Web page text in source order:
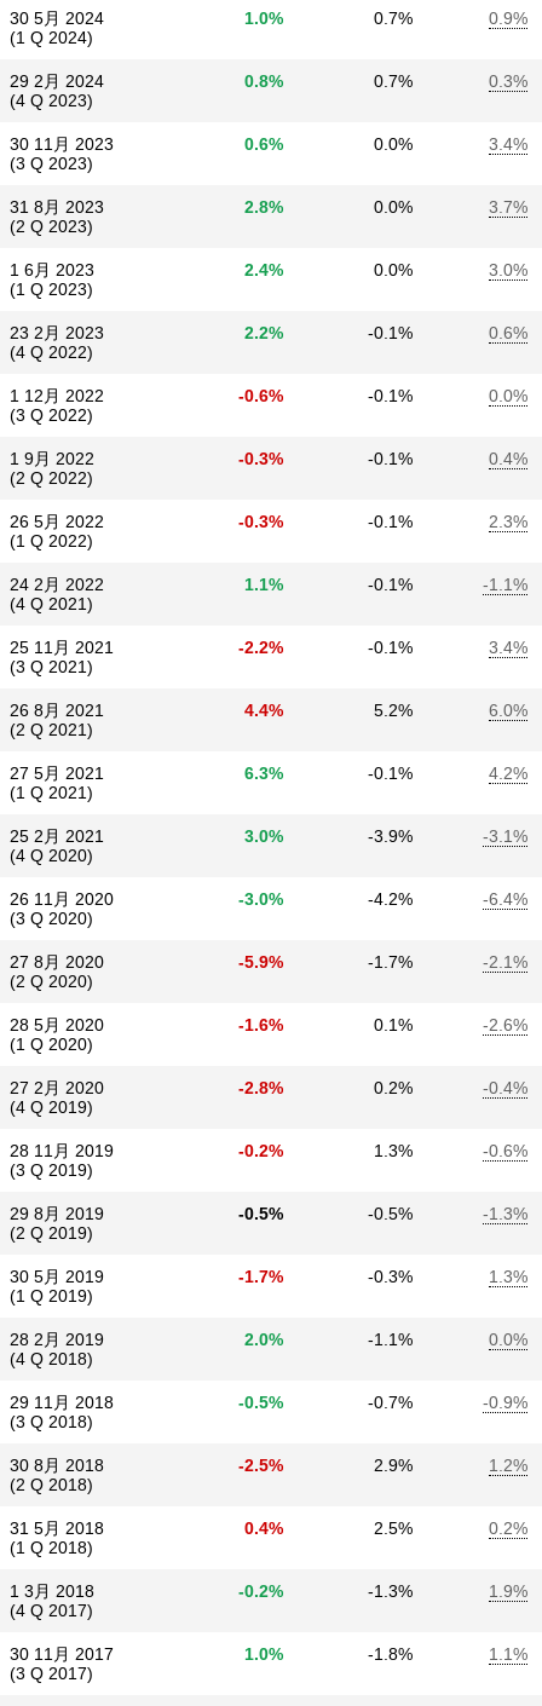
30 5月 2024
(1 Q 2024)
1.0% 0.7% 0.9%
29 2月 2024
(4 Q 2023)
0.8% 0.7% 0.3%
30 11月 2023
(3 Q 2023)
0.6% 0.0% 3.4%
31 8月 2023
(2 Q 2023)
2.8% 0.0% 3.7%
1 6月 2023
(1 Q 2023)
2.4% 0.0% 3.0%
23 2月 2023
(4 Q 2022)
2.2% -0.1% 0.6%
1 12月 2022
(3 Q 2022)
-0.6% -0.1% 0.0%
1 9月 2022
(2 Q 2022)
-0.3% -0.1% 0.4%
26 5月 2022
(1 Q 2022)
-0.3% -0.1% 2.3%
24 2月 2022
(4 Q 2021)
1.1% -0.1% -1.1%
25 11月 2021
(3 Q 2021)
-2.2% -0.1% 3.4%
26 8月 2021
(2 Q 2021)
4.4% 5.2% 6.0%
27 5月 2021
(1 Q 2021)
6.3% -0.1% 4.2%
25 2月 2021
(4 Q 2020)
3.0% -3.9% -3.1%
26 11月 2020
(3 Q 2020)
-3.0% -4.2% -6.4%
27 8月 2020
(2 Q 2020)
-5.9% -1.7% -2.1%
28 5月 2020
(1 Q 2020)
-1.6% 0.1% -2.6%
27 2月 2020
(4 Q 2019)
-2.8% 0.2% -0.4%
28 11月 2019
(3 Q 2019)
-0.2% 1.3% -0.6%
29 8月 2019
(2 Q 2019)
-0.5% -0.5% -1.3%
30 5月 2019
(1 Q 2019)
-1.7% -0.3% 1.3%
28 2月 2019
(4 Q 2018)
2.0% -1.1% 0.0%
29 11月 2018
(3 Q 2018)
-0.5% -0.7% -0.9%
30 8月 2018
(2 Q 2018)
-2.5% 2.9% 1.2%
31 5月 2018
(1 Q 2018)
0.4% 2.5% 0.2%
1 3月 2018
(4 Q 2017)
-0.2% -1.3% 1.9%
30 11月 2017
(3 Q 2017)
1.0% -1.8% 1.1%